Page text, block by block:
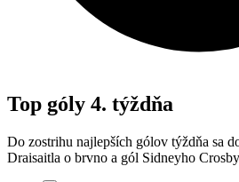
Top góly 4. týždňa
Do zostrihu najlepších gólov týždňa sa
Draisaitla o brvno a gól Sidneyho